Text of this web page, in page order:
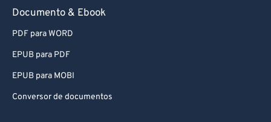
Documento & Ebook
PDF para WORD
EPUB para PDF
EPUB para MOBI
Conversor de documentos